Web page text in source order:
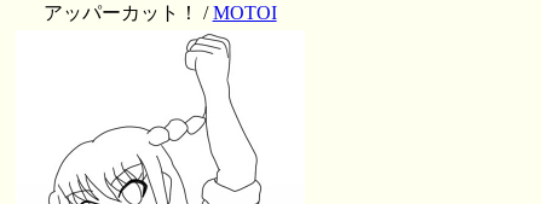
アッパーカット！ /MOTOI